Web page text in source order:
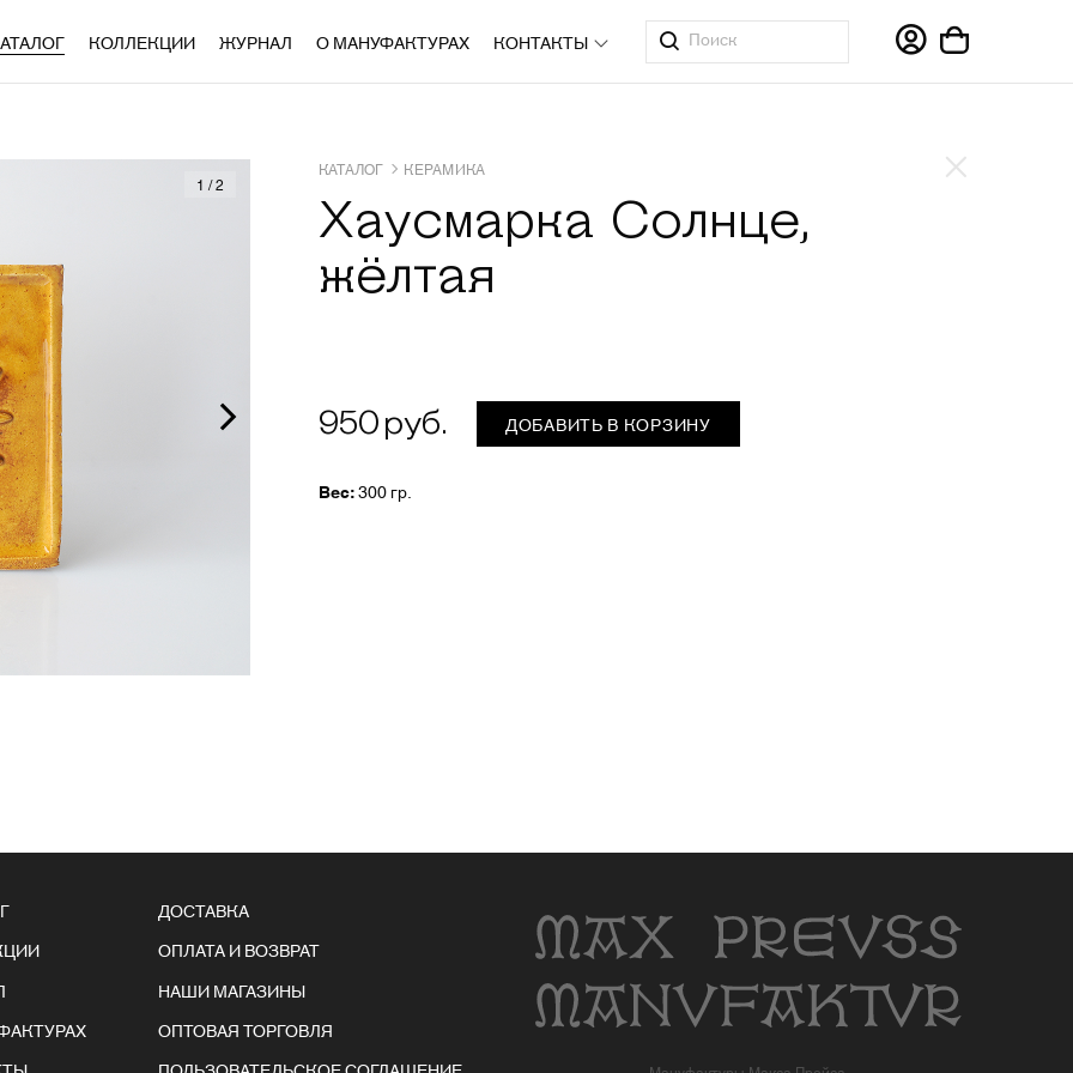
КОЛЛЕКЦИИ ЖУРНАЛ О МАНУФАКТУРАХ КОНТАКТЫ
1 /2
КАТАЛОГ КЕРАМИКА
Хаусмарка Солнце,
жёлтая
950 ДОБАВИТЬ В КОРЗИНУ
Вес:300 гр.
ДОСТАВКА
ОПЛАТА И ВОЗВРАТ
НАШИ МАГАЗИНЫ
ОПТОВАЯ ТОРГОВЛЯ